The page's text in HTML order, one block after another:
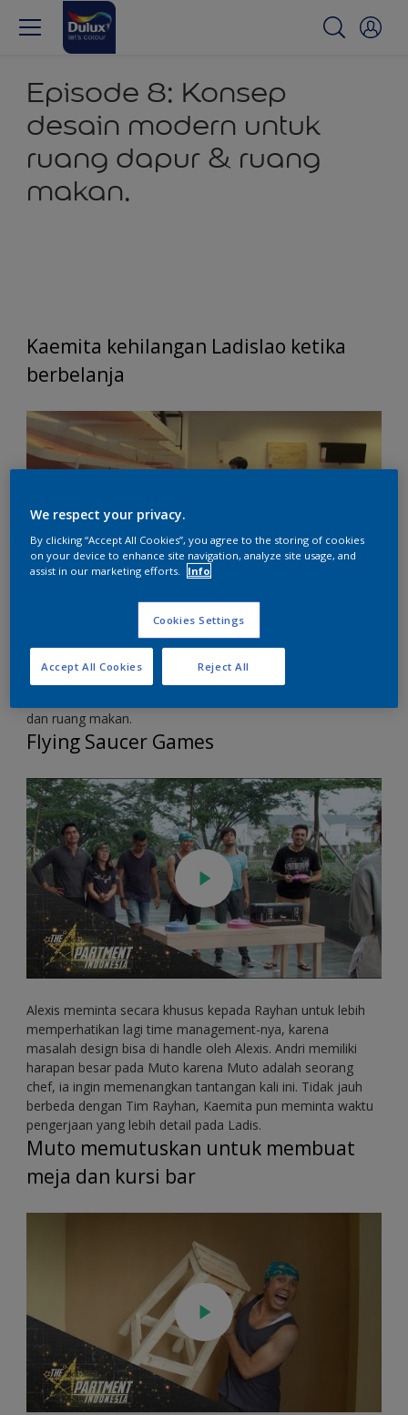
Episode 8: Konsep
desain modern untuk
ruang dapur & ruang
makan.
Kaemita kehilangan Ladislao ketika
berbelanja
Design challenge kali ini meminta kontestan untuk
berkumpul di rooftop, dan ternyata sudah ada Chef Juna
yang menunggu mereka. Kehadiran Chef Juna sebagai klien,
dan ruang makan.
Flying Saucer Games
Alexis meminta secara khusus kepada Rayhan untuk lebih
memperhatikan lagi time management-nya, karena
masalah design bisa di handle oleh Alexis. Andri memiliki
harapan besar pada Muto karena Muto adalah seorang
chef, ia ingin memenangkan tantangan kali ini. Tidak jauh
berbeda dengan Tim Rayhan, Kaemita pun meminta waktu
pengerjaan yang lebih detail pada Ladis.
Muto memutuskan untuk membuat
meja dan kursi bar
We respect your privacy.
By clicking “Accept All Cookies”, you agree to the storing of cookies
on your device to enhance site navigation, analyze site usage, and
assist in our marketing efforts.
Info
Cookies Settings
Reject All
Accept All Cookies